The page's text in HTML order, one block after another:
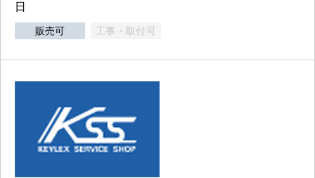
日
販売可 工事・取付可